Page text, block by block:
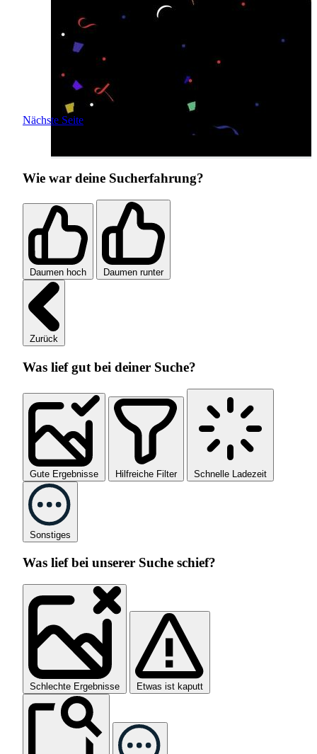
Nächste Seite
Wie war deine Sucherfahrung?
Daumen hoch Daumen runter
Zurück
Was lief gut bei deiner Suche?
Gute Ergebnisse Hilfreiche Filter Schnelle Ladezeit
Sonstiges
Was lief bei unserer Suche schief?
Schlechte Ergebnisse Etwas ist kaputt